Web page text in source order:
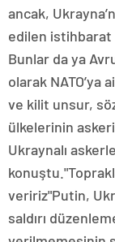
ancak,
edilen istihbarat
Bunlar da ya
olarak
ve kilit unsur,
ülkelerinin
Ukraynalı
veririz"Putin,
saldırı